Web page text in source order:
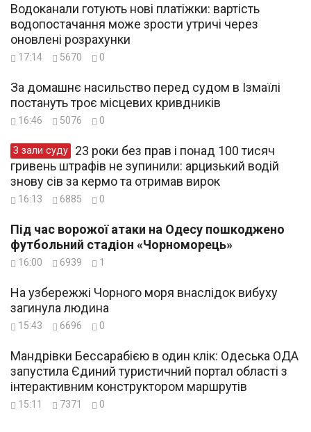
Водоканали готують нові платіжки: вартість
водопостачання може зрости утричі через
оновлені розрахунки
17:14 5670 0
За домашнє насильство перед судом в Ізмаїлі
постануть троє місцевих кривдників
16:46 5076 0
З зали суду
гривень штрафів не зупинили: арцизький водій
знову сів за кермо та отримав вирок
16:13 6885 0
Під час ворожої атаки на Одесу пошкоджено
футбольний стадіон «Чорноморець»
16:00 6939 1
На узбережжі Чорного моря внаслідок вибуху
загинула людина
15:43 6696 0
Мандрівки Бессарабією в один клік: Одеська ОДА
запустила Єдиний туристичний портал області з
інтерактивним конструктором маршрутів
15:11 7371 0